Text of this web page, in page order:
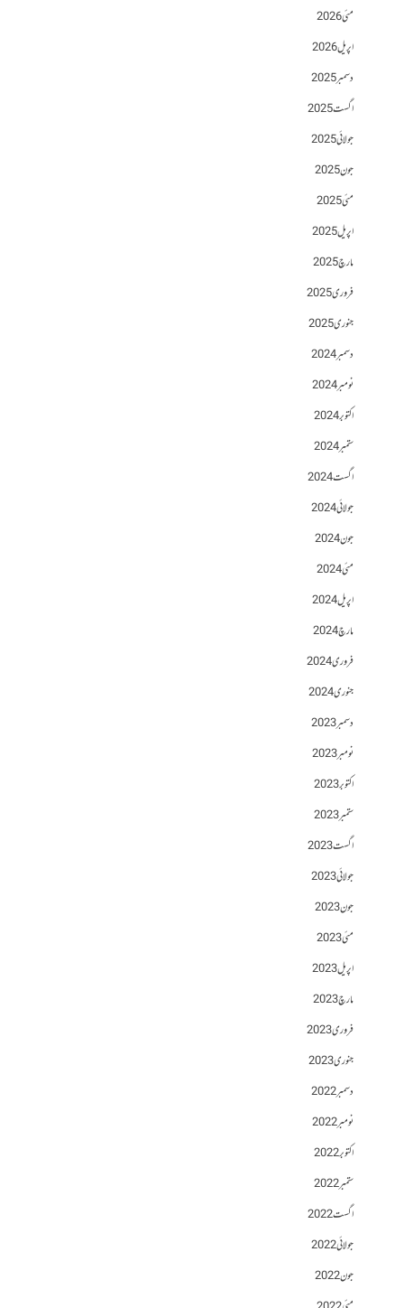
مئی 2026
اپریل 2026
دسمبر 2025
اگست 2025
جولائی 2025
جون 2025
مئی 2025
اپریل 2025
مارچ 2025
فروری 2025
جنوری 2025
دسمبر 2024
نومبر 2024
اکتوبر 2024
ستمبر 2024
اگست 2024
جولائی 2024
جون 2024
مئی 2024
اپریل 2024
مارچ 2024
فروری 2024
جنوری 2024
دسمبر 2023
نومبر 2023
اکتوبر 2023
ستمبر 2023
اگست 2023
جولائی 2023
جون 2023
مئی 2023
اپریل 2023
مارچ 2023
فروری 2023
جنوری 2023
دسمبر 2022
نومبر 2022
اکتوبر 2022
ستمبر 2022
اگست 2022
جولائی 2022
جون 2022